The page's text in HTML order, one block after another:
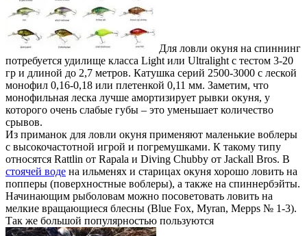
Для ловли окуня на спиннинг
потребуется удилище класса Light или Ultralight с тестом 3-20
гр и длиной до 2,7 метров. Катушка серий 2500-3000 с леской
монофил 0,16-0,18 или плетенкой 0,11 мм. Заметим, что
монофильная леска лучше амортизирует рывки окуня, у
которого очень слабые губы – это уменьшает количество
срывов.
Из приманок для ловли окуня применяют маленькие воблеры
с высокочастотной игрой и погремушками. К такому типу
относятся Rattlin от Rapala и Diving Chubby от Jackall Bros. В
стоячей воде на ильменях и старицах окуня хорошо ловить на
попперы (поверхностные воблеры), а также на спиннербэйты.
Начинающим рыболовам можно посоветовать ловить на
мелкие вращающиеся блесны (Blue Fох, Муrаn, Меррs № 1-3).
Так же большой популярностью пользуются